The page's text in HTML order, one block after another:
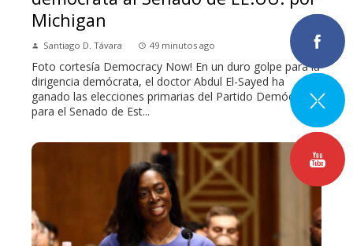
Michigan
Santiago D. Távara 49 minutos ago
Foto cortesía Democracy Now! En un duro golpe para la
dirigencia demócrata, el doctor Abdul El-Sayed ha
ganado las elecciones primarias del Partido Demócrata
para el Senado de Est...